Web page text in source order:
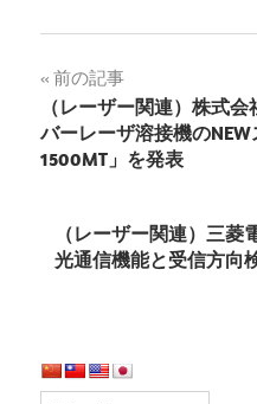
投
稿
ナ
ビ
ゲ
シ
前の記事
（レーザー関連）株式
バーレーザ溶接機の
1500MT」を発表
（レーザー関連）三
光通信機能と受信方向